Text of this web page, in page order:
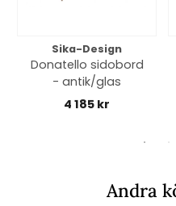
Sika-Design
Donatello sidobord
- antik/glas
4 185 kr
Andra